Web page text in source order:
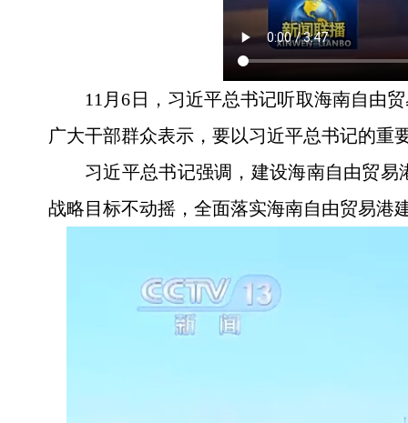
11月6日，习近平总书记听取海南自由
广大干部群众表示，要以习近平总书记的重
习近平总书记强调，建设海南自由贸
战略目标不动摇，全面落实海南自由贸易港